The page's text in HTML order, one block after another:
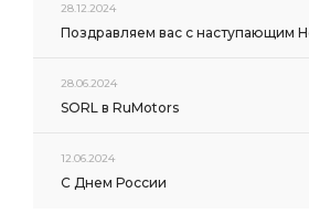
28.12.2024
Поздравляем вас с наступающим
28.06.2024
SORL в RuMotors
12.06.2024
С Днем России